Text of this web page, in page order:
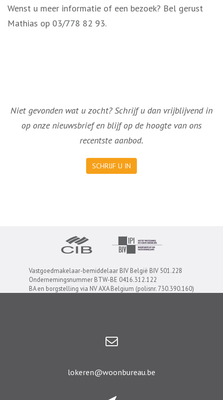
Wenst u meer informatie of een bezoek? Bel gerust
Mathias op 03/778 82 93.
Niet gevonden wat u zocht? Schrijf u dan vrijblijvend in
op onze nieuwsbrief en blijf op de hoogte van ons
recentste aanbod.
SCHRIJF U IN
Vastgoedmakelaar-bemiddelaar BIV België BIV 501.228
Ondernemingsnummer BTW-BE 0416.312.122
BA en borgstelling via NV AXA Belgium (polisnr. 730.390.160)
lokeren@woonbureau.be